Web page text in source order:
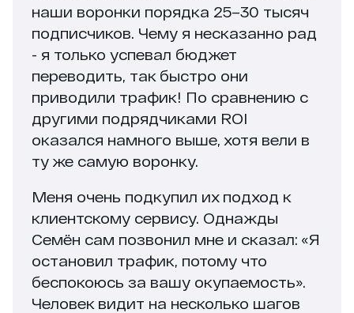
наши воронки порядка 25–30 тысяч
подписчиков. Чему я несказанно рад
- я только успевал бюджет
переводить, так быстро они
приводили трафик! По сравнению с
другими подрядчиками ROI
оказался намного выше, хотя вели в
ту же самую воронку.
Меня очень подкупил их подход к
клиентскому сервису. Однажды
Семён сам позвонил мне и сказал: «Я
остановил трафик, потому что
беспокоюсь за вашу окупаемость».
Человек видит на несколько шагов